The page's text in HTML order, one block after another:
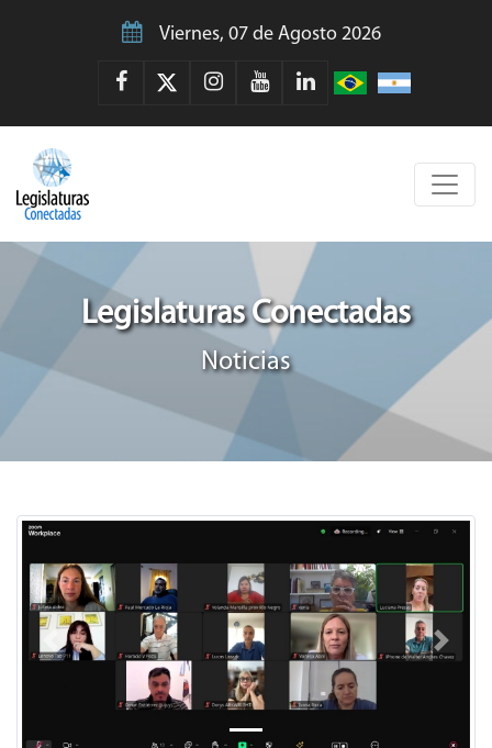
Viernes, 07 de Agosto 2026
Legislaturas Conectadas
Noticias
Previous Next